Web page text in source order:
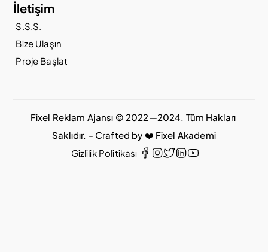
İletişim
S.S.S.
Bize Ulaşın
Proje Başlat
Fixel Reklam Ajansı © 2022—2024. Tüm Hakları
Saklıdır. - Crafted by ❤️ Fixel Akademi
Gizlilik Politikası